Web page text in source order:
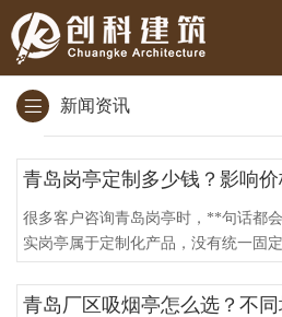
新闻资讯
青岛岗亭定制多少钱？影响
很多客户咨询青岛岗亭时，**句话都
实岗亭属于定制化产品，没有统一固定
青岛厂区吸烟亭怎么选？不